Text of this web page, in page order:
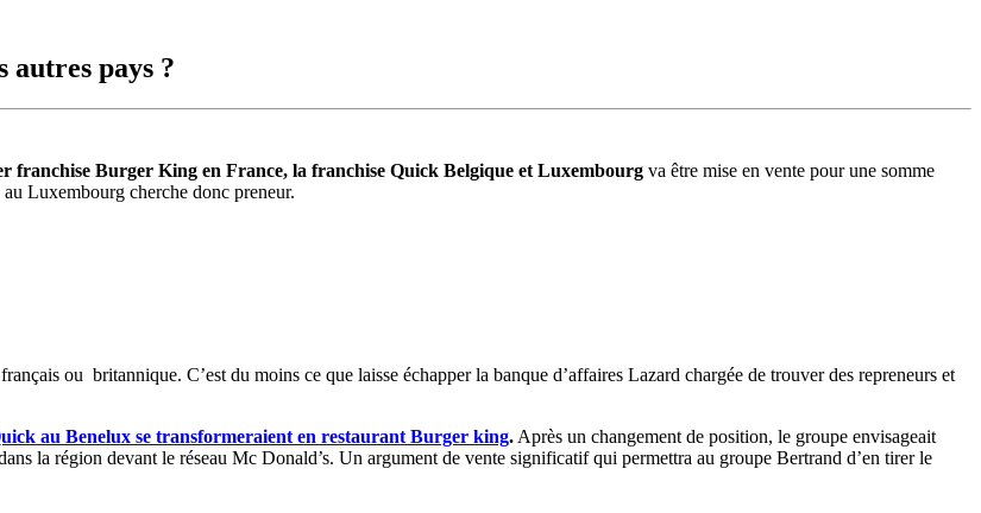
autres pays ?
franchise Burger King en France, la franchise Quick Belgique et Luxembourg va être mise en vente pour une somme
Luxembourg cherche donc preneur.
ou britannique. C’est du moins ce que laisse échapper la banque d’affaires Lazard chargée de trouver des repreneurs et
au Benelux se transformeraient en restaurant Burger king. Après un changement de position, le groupe envisageait
la région devant le réseau Mc Donald’s. Un argument de vente significatif qui permettra au groupe Bertrand d’en tirer le